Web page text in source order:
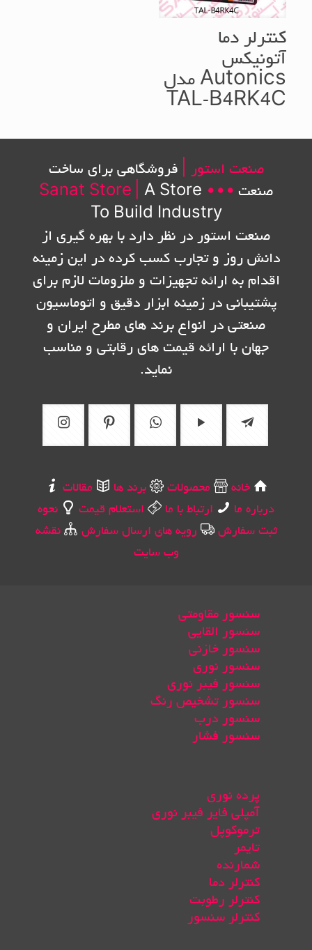
کنترلر دما
آتونیکس
Autonics مدل
TAL-B4RK4C
صنعت استور |
فروشگاهی برای ساخت
صنعت •••
Sanat Store
A Store
To Build Industry
صنعت استور در نظر دارد با بهره گیری از
دانش روز و تجارب کسب کرده در این زمینه
اقدام به ارائه تجهیزات و ملزومات لازم برای
پشتیبانی در زمینه ابزار دقیق و اتوماسیون
صنعتی در انواع برند های مطرح ایران و
جهان با ارائه قیمت های رقابتی و مناسب
نماید.
خانه محصولات برند ها
مقالات
درباره ما
ارتباط با ما استعلام قیمت
نحوه
ثبت سفارش
رویه های ارسال سفارش
نقشه
وب سایت
سنسور مقاومتی
سنسور القایی
سنسور خازنی
سنسور نوری
سنسور فیبر نوری
سنسور تشخیص رنگ
سنسور درب
سنسور فشار
پرده نوری
آمپلی فایر فیبر نوری
ترموکوپل
تایمر
شمارنده
کنترلر دما
کنترلر رطوبت
کنترلر سنسور